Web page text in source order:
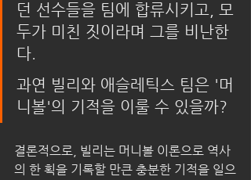
던 선수들을 팀에 합류시키고, 모
두가 미친 짓이라며 그를 비난한
다.
과연 빌리와 애슬레틱스 팀은 '머
니볼'의 기적을 이룰 수 있을까?
결론적으로, 빌리는 머니볼 이론으로 역사
의 한 획을 기록할 만큰 충분한 기적을 일으